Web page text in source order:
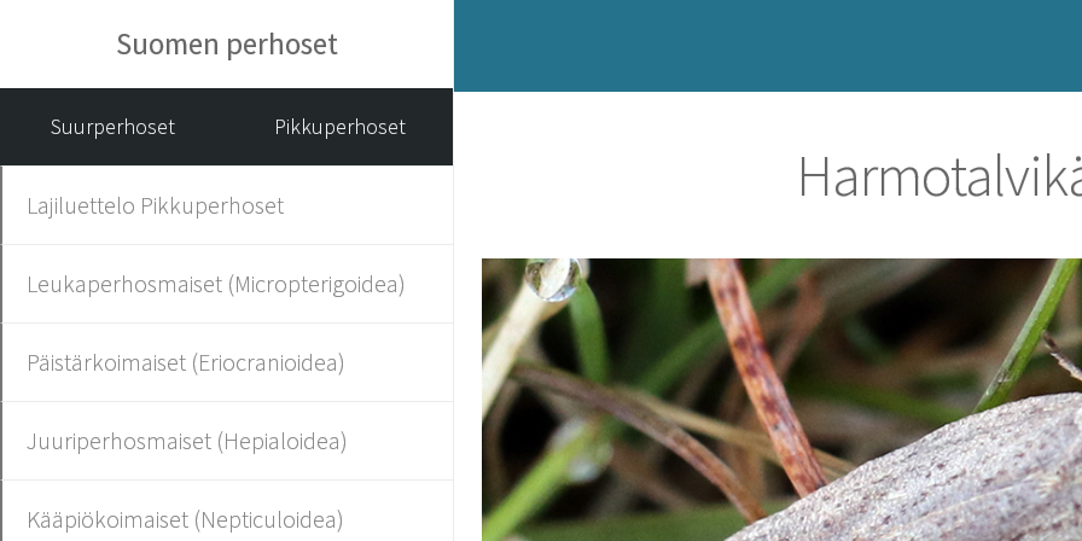
Suomen perhoset
Suurperhoset Pikkuperhoset
Lajiluettelo Pikkuperhoset
Leukaperhosmaiset (Micropterigoidea)
Päistärkoimaiset (Eriocranioidea)
Juuriperhosmaiset (Hepialoidea)
Kääpiökoimaiset (Nepticuloidea)